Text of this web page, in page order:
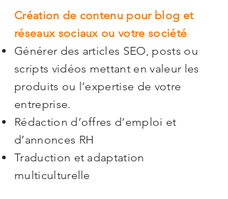
Création de contenu pour blog et
réseaux sociaux ou votre société
Générer des articles SEO, posts ou
scripts vidéos mettant en valeur les
produits ou l’expertise de votre
entreprise.
Rédaction d’offres d’emploi et
d’annonces RH
Traduction et adaptation
multiculturelle